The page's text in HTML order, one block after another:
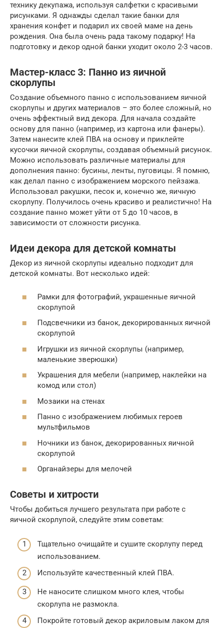
технику декупажа, используя салфетки с красивыми
рисунками. Я однажды сделал такие банки для
хранения конфет и подарил их своей маме на день
рождения. Она была очень рада такому подарку! На
подготовку и декор одной банки уходит около 2-3 часов.
Мастер-класс 3: Панно из яичной
скорлупы
Создание объемного панно с использованием яичной
скорлупы и других материалов – это более сложный, но
очень эффектный вид декора. Для начала создайте
основу для панно (например, из картона или фанеры).
Затем нанесите клей ПВА на основу и приклейте
кусочки яичной скорлупы, создавая объемный рисунок.
Можно использовать различные материалы для
дополнения панно: бусины, ленты, пуговицы. Я помню,
как делал панно с изображением морского пейзажа.
Использовал ракушки, песок и, конечно же, яичную
скорлупу. Получилось очень красиво и реалистично! На
создание панно может уйти от 5 до 10 часов, в
зависимости от сложности рисунка.
Идеи декора для детской комнаты
Декор из яичной скорлупы идеально подходит для
детской комнаты. Вот несколько идей:
Рамки для фотографий, украшенные яичной
скорлупой
Подсвечники из банок, декорированных яичной
скорлупой
Игрушки из яичной скорлупы (например,
маленькие зверюшки)
Украшения для мебели (например, наклейки на
комод или стол)
Мозаики на стенах
Панно с изображением любимых героев
мультфильмов
Ночники из банок, декорированных яичной
скорлупой
Органайзеры для мелочей
Советы и хитрости
Чтобы добиться лучшего результата при работе с
яичной скорлупой, следуйте этим советам:
Тщательно очищайте и сушите скорлупу перед
использованием.
Используйте качественный клей ПВА.
Не наносите слишком много клея, чтобы
скорлупа не размокла.
Покройте готовый декор акриловым лаком для